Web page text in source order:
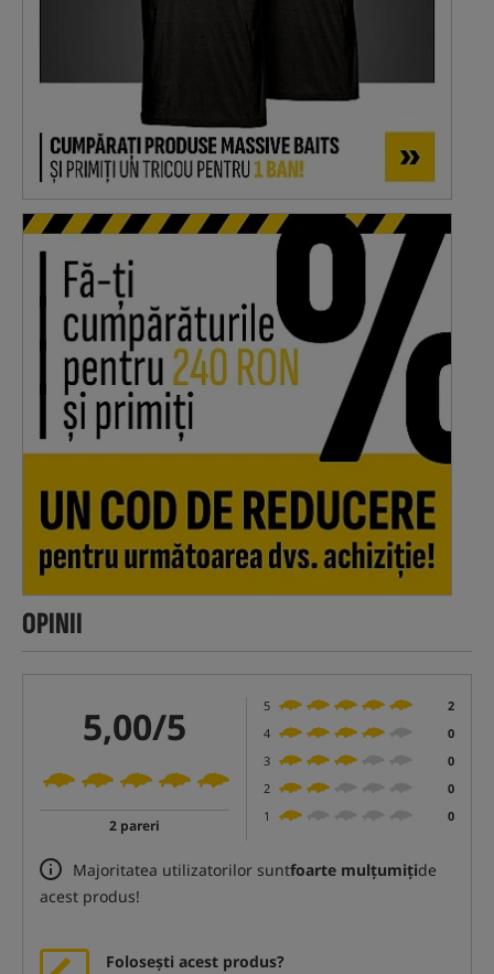
OPINII
5,00/5
2 pareri
5
2
4
0
3
0
2
0
1
0
Majoritatea utilizatorilor suntfoarte mulțumițide
acest produs!
Folosești acest produs?